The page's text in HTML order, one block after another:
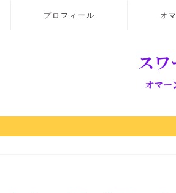
プロフィール オ